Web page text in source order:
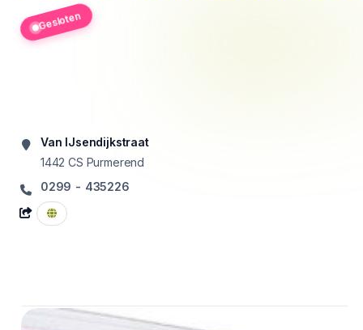
Gesloten
Van IJsendijkstraat
1442 CS Purmerend
0299 - 435226